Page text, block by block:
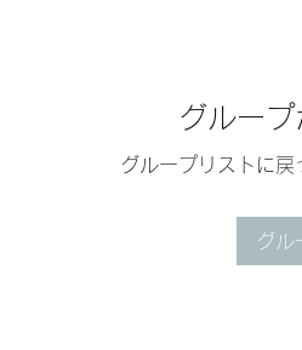
グルー
グループリストに
グル